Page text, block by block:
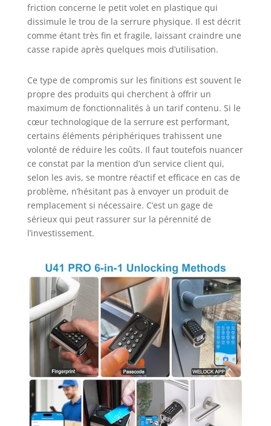
friction concerne le petit volet en plastique qui
dissimule le trou de la serrure physique. Il est décrit
comme étant très fin et fragile, laissant craindre une
casse rapide après quelques mois d’utilisation.
Ce type de compromis sur les finitions est souvent le
propre des produits qui cherchent à offrir un
maximum de fonctionnalités à un tarif contenu. Si le
cœur technologique de la serrure est performant,
certains éléments périphériques trahissent une
volonté de réduire les coûts. Il faut toutefois nuancer
ce constat par la mention d’un service client qui,
selon les avis, se montre réactif et efficace en cas de
problème, n’hésitant pas à envoyer un produit de
remplacement si nécessaire. C’est un gage de
sérieux qui peut rassurer sur la pérennité de
l’investissement.